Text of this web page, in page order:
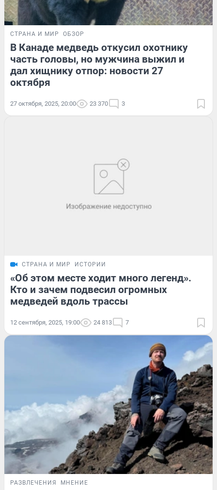
СТРАНА И МИР ОБЗОР
В Канаде медведь откусил охотнику
часть головы, но мужчина выжил и
дал хищнику отпор: новости 27
октября
27 октября, 2025, 20:00 23 370 3
СТРАНА И МИР ИСТОРИИ
«Об этом месте ходит много легенд».
Кто и зачем подвесил огромных
медведей вдоль трассы
12 сентября, 2025, 19:00 24 813 7
РАЗВЛЕЧЕНИЯ МНЕНИЕ